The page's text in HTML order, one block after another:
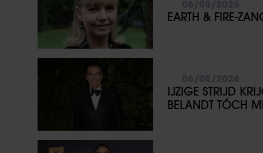
EARTH & FIRE-
IJZIGE STRIJD
BELANDT TÓCH